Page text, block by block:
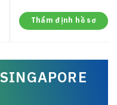
Thẩm định hồ sơ